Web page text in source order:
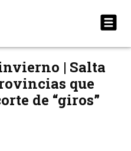
| Salta
que
de “giros”